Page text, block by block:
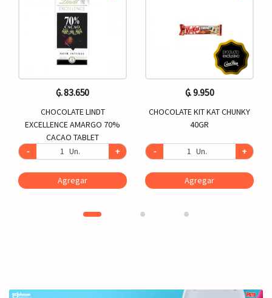
₲. 83.650
CHOCOLATE LINDT
EXCELLENCE AMARGO 70%
CACAO TABLET
-
Un. +
Agregar
₲. 9.950
CHOCOLATE KIT KAT CHUNKY
40GR
- Un. +
Agregar